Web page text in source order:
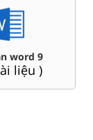
word 9
liệu )